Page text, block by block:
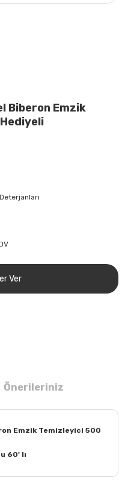
Biberon Emzik
Ver
Önerileriniz
Emzik Temizleyici 500
60' lı